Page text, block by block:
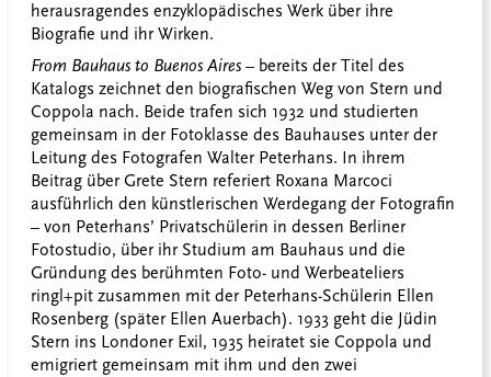
herausragendes enzyklopädisches Werk über ihre
Biografie und ihr Wirken.
From Bauhaus to Buenos Aires – bereits der Titel des
Katalogs zeichnet den biografischen Weg von Stern und
Coppola nach. Beide trafen sich 1932 und studierten
gemeinsam in der Fotoklasse des Bauhauses unter der
Leitung des Fotografen Walter Peterhans. In ihrem
Beitrag über Grete Stern referiert Roxana Marcoci
ausführlich den künstlerischen Werdegang der Fotografin
– von Peterhans’ Privatschülerin in dessen Berliner
Fotostudio, über ihr Studium am Bauhaus und die
Gründung des berühmten Foto- und Werbeateliers
ringl+pit zusammen mit der Peterhans-Schülerin Ellen
Rosenberg (später Ellen Auerbach). 1933 geht die Jüdin
Stern ins Londoner Exil, 1935 heiratet sie Coppola und
emigriert gemeinsam mit ihm und den zwei